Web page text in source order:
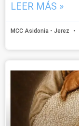
LEER MÁS »
MCC Asidonia - Jerez